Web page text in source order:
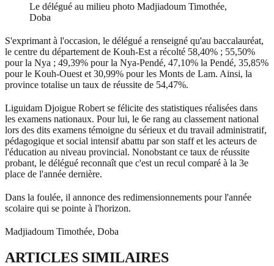
Le délégué au milieu photo Madjiadoum Timothée,
Doba
S'exprimant à l'occasion, le délégué a renseigné qu'au baccalauréat,
le centre du département de Kouh-Est a récolté 58,40% ; 55,50%
pour la Nya ; 49,39% pour la Nya-Pendé, 47,10% la Pendé, 35,85%
pour le Kouh-Ouest et 30,99% pour les Monts de Lam. Ainsi, la
province totalise un taux de réussite de 54,47%.
Liguidam Djoigue Robert se félicite des statistiques réalisées dans
les examens nationaux. Pour lui, le 6e rang au classement national
lors des dits examens témoigne du sérieux et du travail administratif,
pédagogique et social intensif abattu par son staff et les acteurs de
l'éducation au niveau provincial. Nonobstant ce taux de réussite
probant, le délégué reconnaît que c'est un recul comparé à la 3e
place de l'année dernière.
Dans la foulée, il annonce des redimensionnements pour l'année
scolaire qui se pointe à l'horizon.
Madjiadoum Timothée, Doba
ARTICLES SIMILAIRES